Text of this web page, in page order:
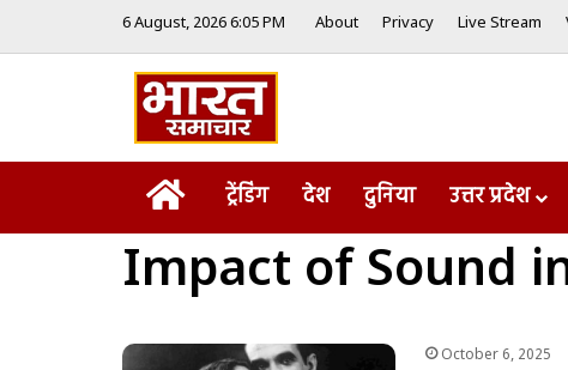
6 August, 2026 6:05 PM About Privacy Live Stream
Homeट्रेंडिंग देश दुनिया उत्तर प्रदेश
Impact of Sound
October 6, 2025